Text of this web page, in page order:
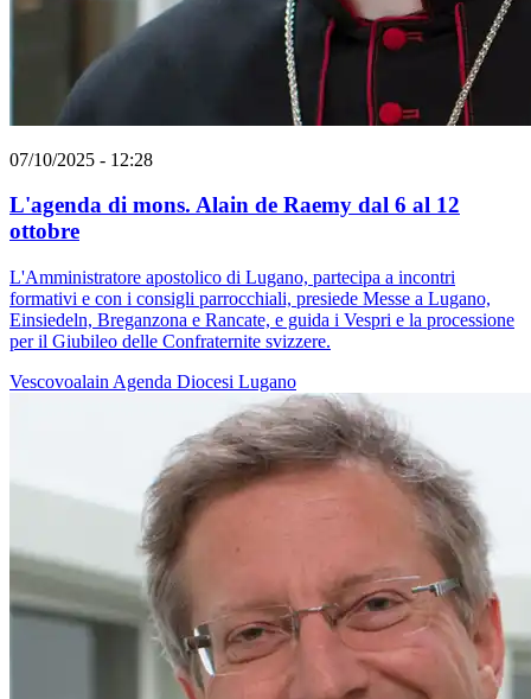
07/10/2025 - 12:28
L'agenda di mons. Alain de Raemy dal 6 al 12
ottobre
L'Amministratore apostolico di Lugano, partecipa a incontri
formativi e con i consigli parrocchiali, presiede Messe a Lugano,
Einsiedeln, Breganzona e Rancate, e guida i Vespri e la processione
per il Giubileo delle Confraternite svizzere.
Vescovoalain Agenda Diocesi Lugano